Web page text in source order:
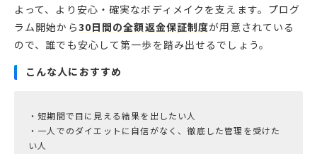
よって、より安心・確実なボディメイクを支えます。プログ
ラム開始から30日間の全額返金保証制度が用意されている
ので、誰でも安心して第一歩を踏み出せるでしょう。
こんな人におすすめ
・短期間で目に見える結果を出したい人
・一人でのダイエットに自信がなく、徹底した管理を受けた
い人